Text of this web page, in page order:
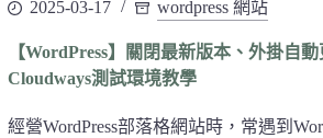
2025-03-17 wordpress 網站
【WordPress】關閉最新版本、外掛自動
Cloudways測試環境教學
經營WordPress部落格網站時，常遇到